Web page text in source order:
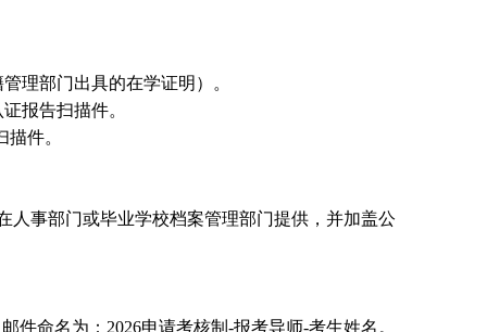
理部门出具的在学证明）。
证报告扫描件。
描件。
人事部门或毕业学校档案管理部门提供，并加盖公
邮件命名为： 2026申请考核制 -报考导师-考生姓名。